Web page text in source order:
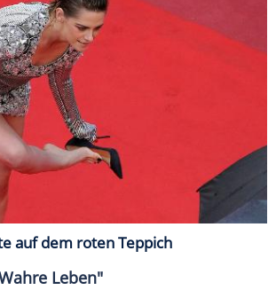
auf dem roten Teppich
Leben"